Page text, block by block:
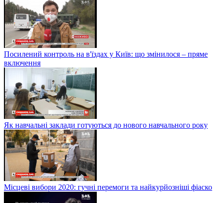
Посилений контроль на в'їздах у Київ: що змінилося – пряме
включення
Як навчальні заклади готуються до нового навчального року
Місцеві вибори 2020: гучні перемоги та найкурйозніші фіаско